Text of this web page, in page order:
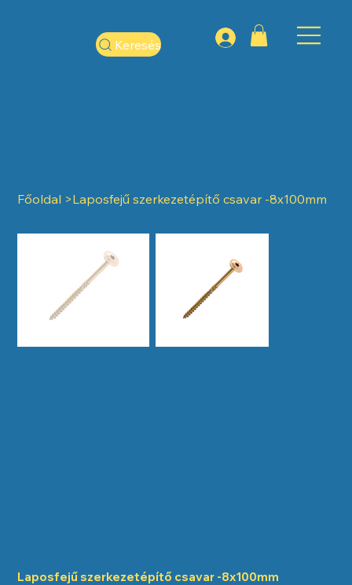
Keresés
Főoldal >Laposfejű szerkezetépítő csavar -8x100mm
Laposfejű szerkezetépítő csavar -8x100mm